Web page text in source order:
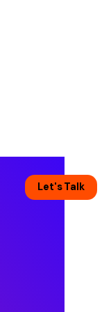
Let's Talk